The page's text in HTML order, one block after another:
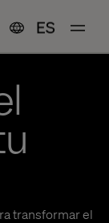
ES
transformar el